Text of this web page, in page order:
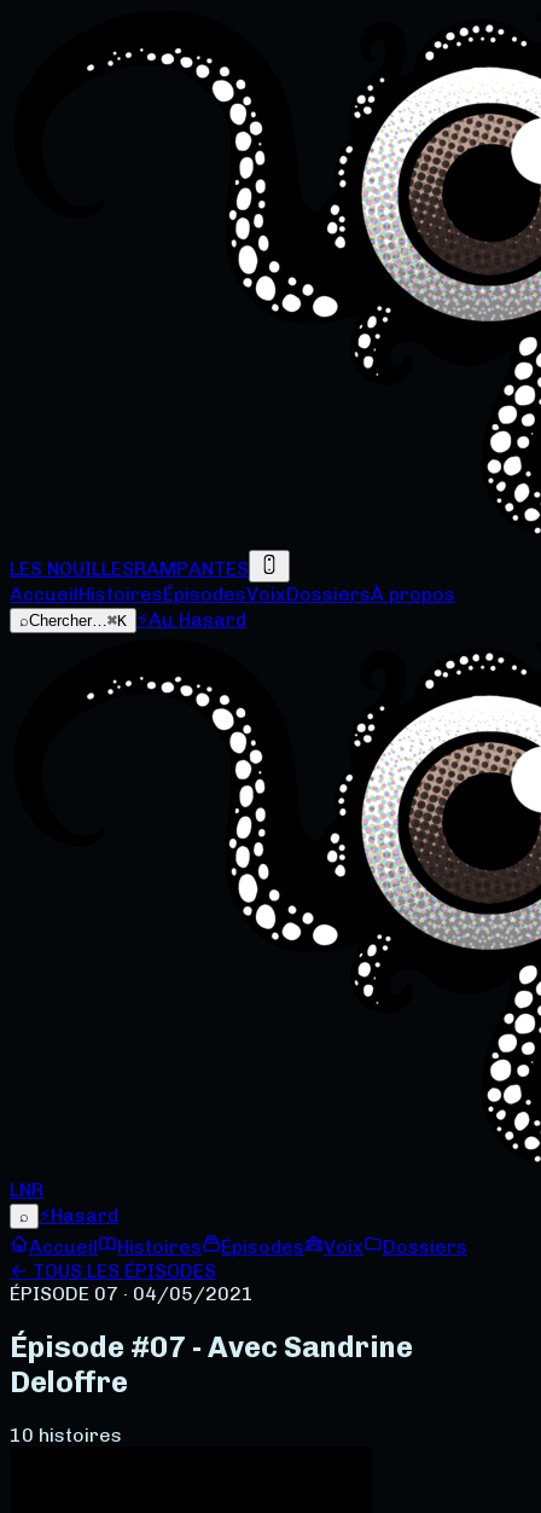
LES NOUILLESRAMPANTES
AccueilHistoiresÉpisodesVoixDossiersÀ propos
⌕Chercher…⌘K ⚡Au Hasard
LNR
⌕ ⚡Hasard
Accueil
Histoires Épisodes Voix
Dossiers
← TOUS LES ÉPISODES
ÉPISODE 07 · 04/05/2021
Épisode #07 - Avec Sandrine
Deloffre
10 histoires